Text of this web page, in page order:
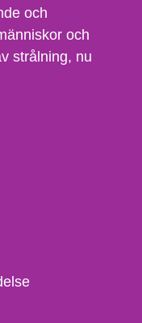
och
och
strålning, nu